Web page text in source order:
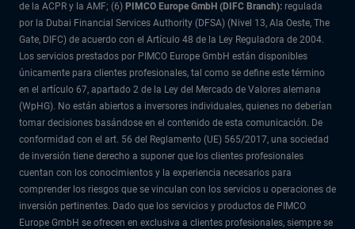
de la ACPR y la AMF; (6) PIMCO Europe GmbH (DIFC Branch): regulada
por la Dubai Financial Services Authority (DFSA) (Nivel 13, Ala Oeste, The
Gate, DIFC) de acuerdo con el Artículo 48 de la Ley Reguladora de 2004.
Los servicios prestados por PIMCO Europe GmbH están disponibles
únicamente para clientes profesionales, tal como se define este término
en el artículo 67, apartado 2 de la Ley del Mercado de Valores alemana
(WpHG). No están abiertos a inversores individuales, quienes no deberían
tomar decisiones basándose en el contenido de esta comunicación. De
conformidad con el art. 56 del Reglamento (UE) 565/2017, una sociedad
de inversión tiene derecho a suponer que los clientes profesionales
cuentan con los conocimientos y la experiencia necesarios para
comprender los riesgos que se vinculan con los servicios u operaciones de
inversión pertinentes. Dado que los servicios y productos de PIMCO
Europe GmbH se ofrecen en exclusiva a clientes profesionales, siempre se